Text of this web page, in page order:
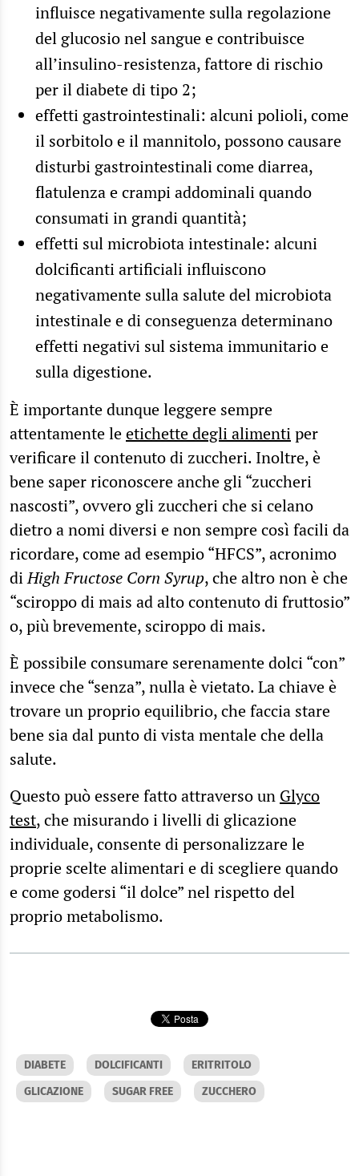
influisce negativamente sulla regolazione
del glucosio nel sangue e contribuisce
all’insulino-resistenza,fattore di rischio
per il diabete di tipo 2;
effetti gastrointestinali: alcuni polioli, come
il sorbitolo e il mannitolo, possono causare
disturbi gastrointestinali come diarrea,
flatulenza e crampi addominali quando
consumati in grandi quantità;
effetti sul microbiota intestinale: alcuni
dolcificanti artificiali influiscono
negativamente sulla salute del microbiota
intestinalee di conseguenza determinano
effetti negativi sul sistema immunitario e
sulla digestione.
È importante dunque leggere sempre
attentamente leetichette degli alimentiper
verificare il contenuto di zuccheri. Inoltre, è
bene saper riconoscere anche gli “zuccheri
nascosti”, ovvero gli zuccheri che si celano
dietro a nomi diversi e non sempre così facili da
ricordare, come ad esempio “HFCS”, acronimo
diHigh Fructose Corn Syrup, che altro non è che
“sciroppo di mais ad alto contenuto di fruttosio”
o, più brevemente, sciroppo di mais.
È possibile consumare serenamente dolci “con”
invece che “senza”, nulla è vietato. La chiave è
trovare un proprio equilibrio, che faccia stare
bene sia dal punto di vista mentale che della
salute.
Questo può essere fatto attraverso un Glyco
test, che misurando i livelli di glicazione
individuale, consente di personalizzare le
proprie scelte alimentari e di scegliere quando
e come godersi “il dolce” nel rispetto del
proprio metabolismo.
DIABETE DOLCIFICANTI
ERITRITOLO
GLICAZIONE
SUGAR FREE ZUCCHERO